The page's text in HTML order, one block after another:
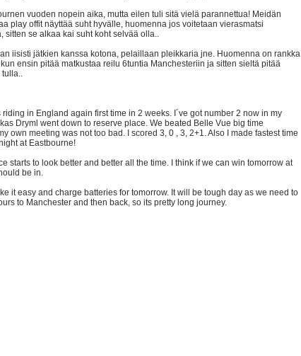
vuoden nopein aika, mutta eilen tuli sitä vielä parannettua! Meidän
play offit näyttää suht hyvälle, huomenna jos voitetaan vierasmatsi
sitten se alkaa kai suht koht selvää olla..
iisisti jätkien kanssa kotona, pelaillaan pleikkaria jne. Huomenna on rankka
ensin pitää matkustaa reilu 6tuntia Manchesteriin ja sitten sieltä pitää
tulla..
riding in England again first time in 2 weeks. I´ve got number 2 now in my
Dryml went down to reserve place. We beated Belle Vue big time
own meeting was not too bad. I scored 3, 0 , 3, 2+1. Also I made fastest time
at Eastbourne!
starts to look better and better all the time. I think if we can win tomorrow at
be in.
it easy and charge batteries for tomorrow. It will be tough day as we need to
to Manchester and then back, so its pretty long journey.